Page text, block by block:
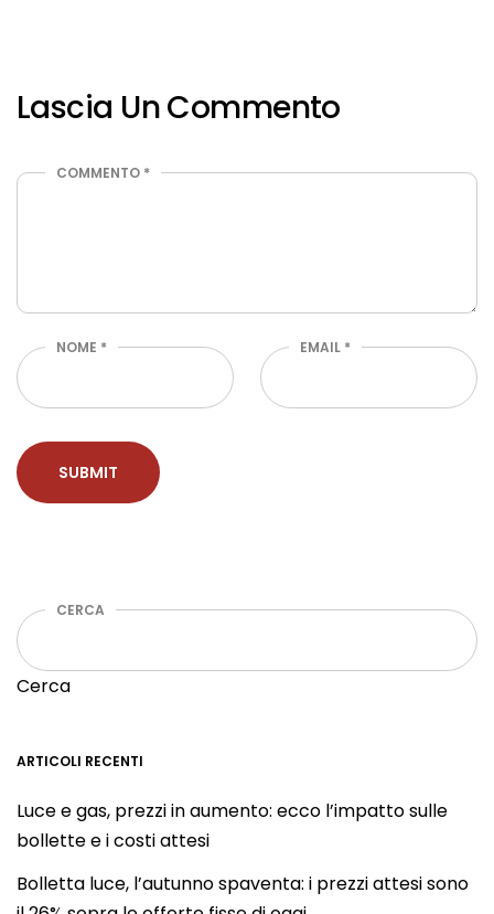
Lascia Un Commento
COMMENTO *
NOME * EMAIL *
CERCA
Cerca
ARTICOLI RECENTI
Luce e gas, prezzi in aumento: ecco l’impatto sulle
bollette e i costi attesi
Bolletta luce, l’autunno spaventa: i prezzi attesi sono